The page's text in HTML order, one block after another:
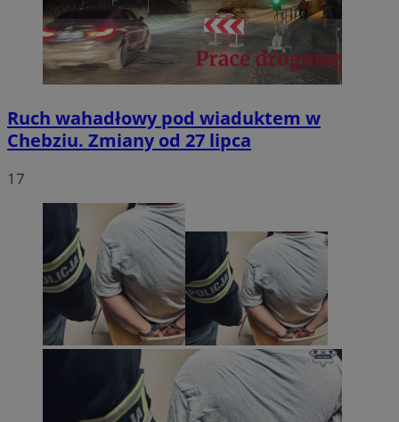
Ruch wahadłowy pod wiaduktem w
Chebziu. Zmiany od 27 lipca
17